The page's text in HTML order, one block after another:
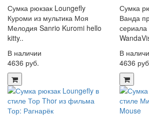
Сумка рюкзак Loungefly
Куроми из мультика Моя
Мелодия Sanrio Kuromi hello
kitty..
В наличии
4636 руб.
Сумка
Ванда
В
4636